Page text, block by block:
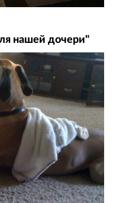
нашей дочери"